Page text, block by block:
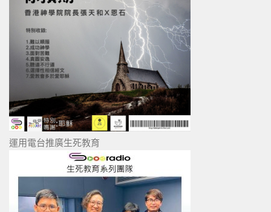
運用電台推廣生死教育